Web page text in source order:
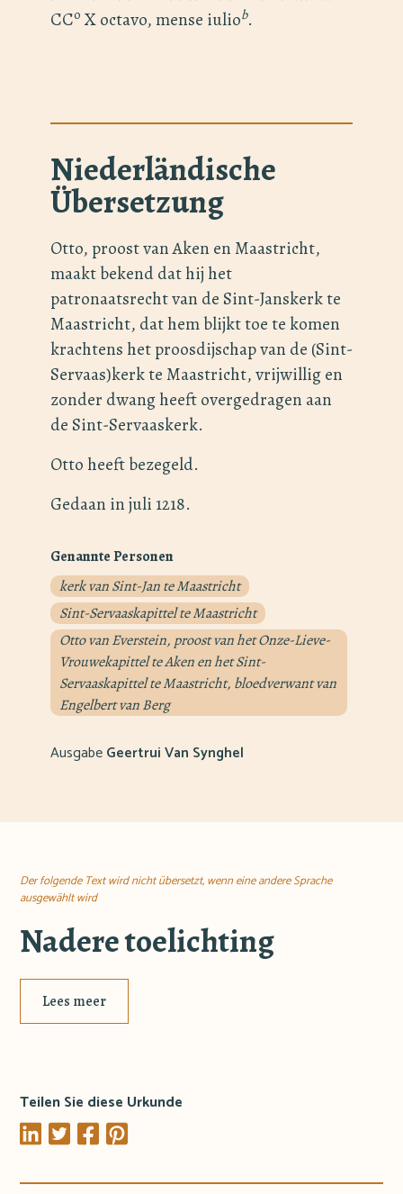
CCo X octavo, mense iuliob.
Niederländische
Übersetzung
Otto, proost van Aken en Maastricht,
maakt bekend dat hij het
patronaatsrecht van de Sint-Janskerk te
Maastricht, dat hem blijkt toe te komen
krachtens het proosdijschap van de (Sint-
Servaas)kerk te Maastricht, vrijwillig en
zonder dwang heeft overgedragen aan
de Sint-Servaaskerk.
Otto heeft bezegeld.
Gedaan in juli 1218.
Genannte Personen
kerk van Sint-Jan te Maastricht
Sint-Servaaskapittel te Maastricht
Otto van Everstein, proost van het Onze-Lieve-
Vrouwekapittel te Aken en het Sint-
Servaaskapittel te Maastricht, bloedverwant van
Engelbert van Berg
AusgabeGeertrui Van Synghel
Der folgende Text wird nicht übersetzt, wenn eine andere Sprache
ausgewählt wird
Nadere toelichting
Lees meer
Teilen Sie diese Urkunde